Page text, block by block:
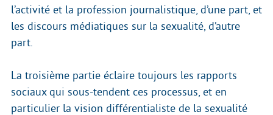
l’activité et la profession journalistique, d’une part, et
les discours médiatiques sur la sexualité, d’autre
part.
La troisième partie éclaire toujours les rapports
sociaux qui sous-tendent ces processus, et en
particulier la vision différentialiste de la sexualité